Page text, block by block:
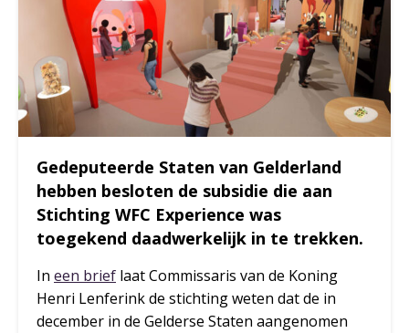
Gedeputeerde Staten van Gelderland
hebben besloten de subsidie die aan
Stichting WFC Experience was
toegekend daadwerkelijk in te trekken.
In een brief laat Commissaris van de Koning
Henri Lenferink de stichting weten dat de in
december in de Gelderse Staten aangenomen